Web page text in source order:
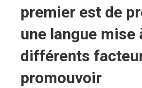
premier est de
une langue mise
différents
promouvoir